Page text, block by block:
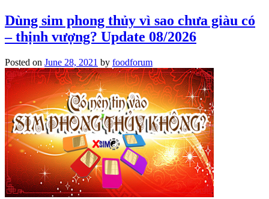
Dùng sim phong thủy vì sao chưa giàu có
– thịnh vượng? Update 08/2026
Posted on June 28, 2021 by foodforum